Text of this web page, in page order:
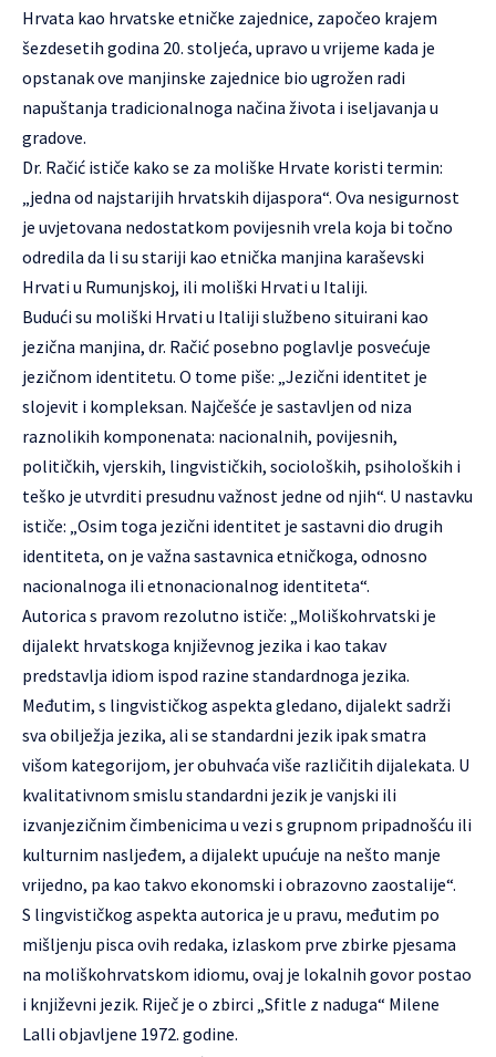
Hrvata kao hrvatske etničke zajednice, započeo krajem
šezdesetih godina 20. stoljeća, upravo u vrijeme kada je
opstanak ove manjinske zajednice bio ugrožen radi
napuštanja tradicionalnoga načina života i iseljavanja u
gradove.
Dr. Račić ističe kako se za moliške Hrvate koristi termin:
„jedna od najstarijih hrvatskih dijaspora“. Ova nesigurnost
je uvjetovana nedostatkom povijesnih vrela koja bi točno
odredila da li su stariji kao etnička manjina karaševski
Hrvati u Rumunjskoj, ili moliški Hrvati u Italiji.
Budući su moliški Hrvati u Italiji službeno situirani kao
jezična manjina, dr. Račić posebno poglavlje posvećuje
jezičnom identitetu. O tome piše: „Jezični identitet je
slojevit i kompleksan. Najčešće je sastavljen od niza
raznolikih komponenata: nacionalnih, povijesnih,
političkih, vjerskih, lingvističkih, socioloških, psiholoških i
teško je utvrditi presudnu važnost jedne od njih“. U nastavku
ističe: „Osim toga jezični identitet je sastavni dio drugih
identiteta, on je važna sastavnica etničkoga, odnosno
nacionalnoga ili etnonacionalnog identiteta“.
Autorica s pravom rezolutno ističe: „Moliškohrvatski je
dijalekt hrvatskoga književnog jezika i kao takav
predstavlja idiom ispod razine standardnoga jezika.
Međutim, s lingvističkog aspekta gledano, dijalekt sadrži
sva obilježja jezika, ali se standardni jezik ipak smatra
višom kategorijom, jer obuhvaća više različitih dijalekata. U
kvalitativnom smislu standardni jezik je vanjski ili
izvanjezičnim čimbenicima u vezi s grupnom pripadnošću ili
kulturnim nasljeđem, a dijalekt upućuje na nešto manje
vrijedno, pa kao takvo ekonomski i obrazovno zaostalije“.
S lingvističkog aspekta autorica je u pravu, međutim po
mišljenju pisca ovih redaka, izlaskom prve zbirke pjesama
na moliškohrvatskom idiomu, ovaj je lokalnih govor postao
i književni jezik. Riječ je o zbirci „Sfitle z naduga“ Milene
Lalli objavljene 1972. godine.